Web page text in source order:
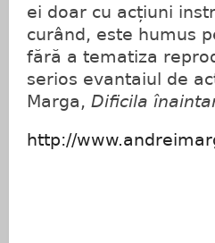
ei doar cu acțiuni
curând, este humus
fără a tematiza
serios evantaiul de
Marga, Dificila
http://